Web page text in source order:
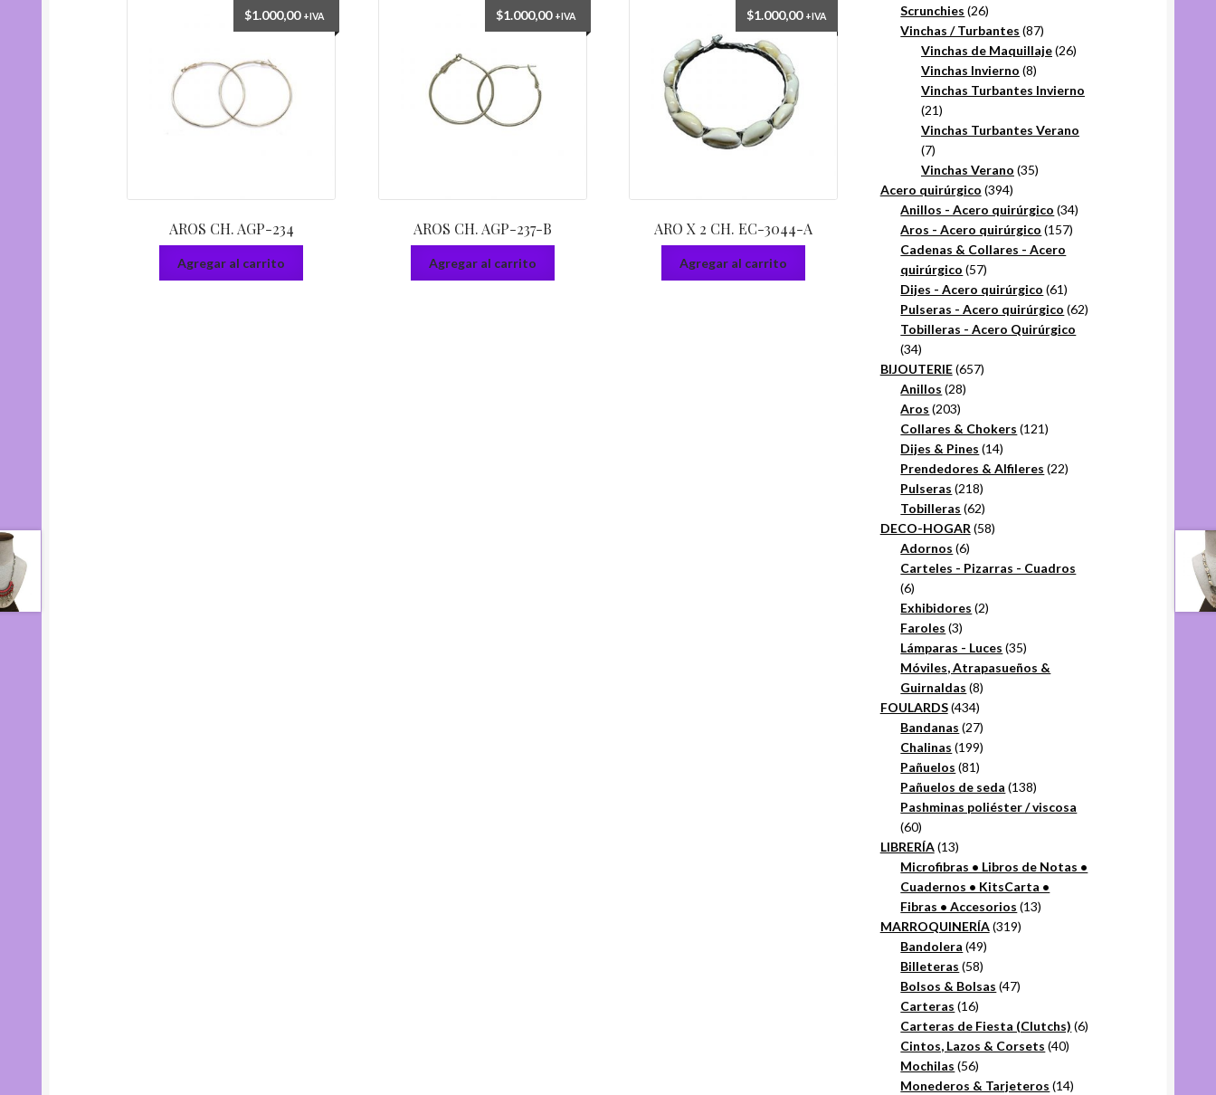
AROS CH. AGP-234
$1.000,00 +IVA
Agregar al carrito
AROS CH. AGP-237-B
$1.000,00 +IVA
Agregar al carrito
ARO X 2 CH. EC-3044-A
$1.000,00 +IVA
Agregar al carrito
Scrunchies 2626
productos
Vinchas / Turbantes 8787
productos
Vinchas de Maquillaje 2626
Vinchas Invierno 88
productos
Vinchas Turbantes Invierno
2121
productos
Vinchas Turbantes Verano
77
productos
Vinchas Verano 3535
Acero quirúrgico 394394
productos
Anillos - Acero quirúrgico 3434
Aros - Acero quirúrgico 157157
Cadenas & Collares - Acero
quirúrgico 5757
productos
Dijes - Acero quirúrgico 6161
productos
Pulseras - Acero quirúrgico 6262
Tobilleras - Acero Quirúrgico
3434
productos
BIJOUTERIE 657657
Anillos 2828
Aros 203203
productos
Collares & Chokers 121121
Dijes & Pines 1414
productos
Prendedores & Alfileres 2222
Pulseras 218218
productos
Tobilleras 6262
productos
DECO-HOGAR 5858
Adornos 66
productos
Carteles - Pizarras - Cuadros
66
productos
Exhibidores 22
Faroles 33
productos
Lámparas - Luces 3535
productos
Móviles, Atrapasueños &
Guirnaldas 88
FOULARDS 434434
productos
Bandanas 2727
productos
Chalinas 199199
Pañuelos 8181
productos
Pañuelos de seda 138138
productos
Pashminas poliéster / viscosa
6060
productos
LIBRERÍA 1313
productos
Microfibras • Libros de Notas •
Cuadernos • KitsCarta •
Fibras • Accesorios 1313
MARROQUINERÍA 319319
Bandolera 4949
Billeteras 5858
productos
Bolsos & Bolsas 4747
Carteras 1616
productos
Carteras de Fiesta (Clutchs) 66
Cintos, Lazos & Corsets 4040
Mochilas 5656
productos
Monederos & Tarjeteros 1414